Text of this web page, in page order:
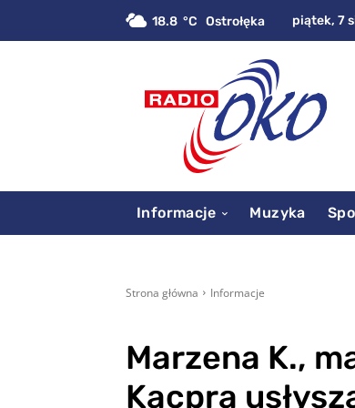
18.8 C Ostrołęka piątek, 7
Informacje Muzyka
Strona główna Informacje
Marzena K.,
Kacpra